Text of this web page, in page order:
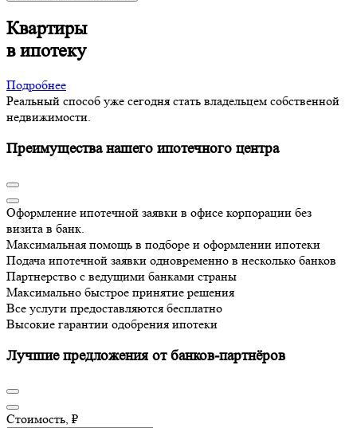
Квартиры
в ипотеку
Подробнее
Реальный способ уже сегодня стать владельцем собственной
недвижимости.
Преимущества нашего ипотечного центра
Оформление ипотечной заявки в офисе корпорации без
визита в банк.
Максимальная помощь в подборе и оформлении ипотеки
Подача ипотечной заявки одновременно в несколько банков
Партнерство с ведущими банками страны
Максимально быстрое принятие решения
Все услуги предоставляются бесплатно
Высокие гарантии одобрения ипотеки
Лучшие предложения от банков-партнёров
Стоимость, ₽